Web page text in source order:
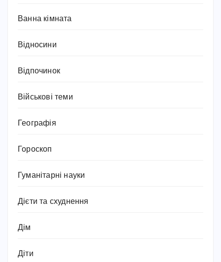
Ванна кімната
Відносини
Відпочинок
Військові теми
Географія
Гороскоп
Гуманітарні науки
Дієти та схуднення
Дім
Діти